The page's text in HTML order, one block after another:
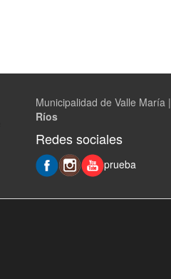
Municipalidad de Valle María |
Ríos
Redes sociales
prueba